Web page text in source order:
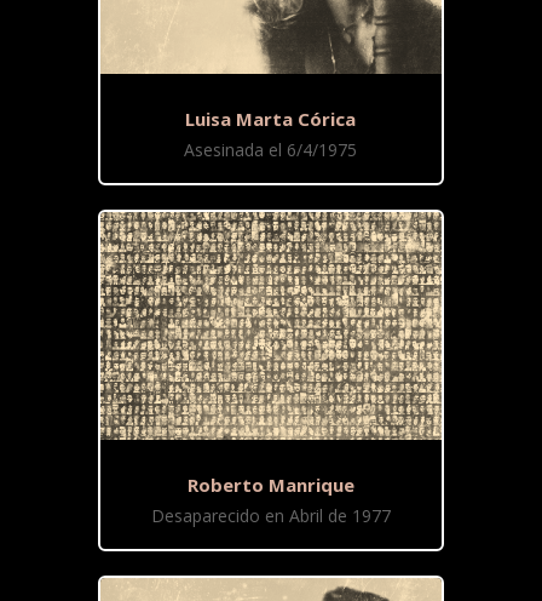
Luisa Marta Córica
Asesinada el 6/4/1975
Roberto Manrique
Desaparecido en Abril de 1977